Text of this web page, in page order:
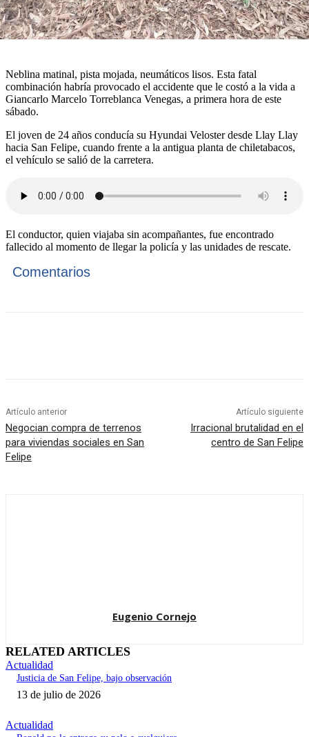
Neblina matinal, pista mojada, neumáticos lisos. Esta fatal
combinación habría provocado el accidente que le costó a la vida a
Giancarlo Marcelo Torreblanca Venegas, a primera hora de este
sábado.
El joven de 24 años conducía su Hyundai Veloster desde Llay Llay
hacia San Felipe, cuando frente a la antigua planta de chiletabacos,
el vehículo se salió de la carretera.
El conductor, quien viajaba sin acompañantes, fue encontrado
fallecido al momento de llegar la policía y las unidades de rescate.
Comentarios
Artículo anterior
Negocian compra de terrenos
para viviendas sociales en San
Felipe
Artículo siguiente
Irracional brutalidad en el
centro de San Felipe
Eugenio Cornejo
RELATED ARTICLES
Actualidad
Justicia de San Felipe, bajo observación
13 de julio de 2026
Actualidad